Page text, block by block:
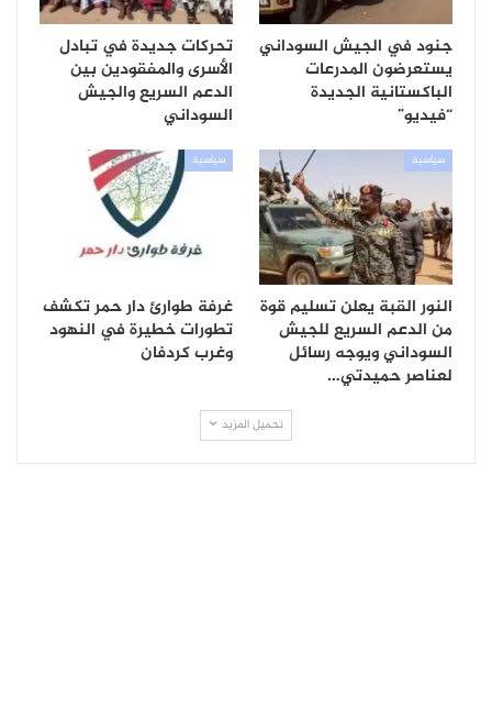
جنود في الجيش السوداني
يستعرضون المدرعات
الباكستانية الجديدة
“فيديو”
تحركات جديدة في تبادل
الأسرى والمفقودين بين
الدعم السريع والجيش
السوداني
سياسية
النور القبة يعلن تسليم قوة
من الدعم السريع للجيش
السوداني ويوجه رسائل
لعناصر حميدتي…
سياسية
غرفة طوارئ دار حمر تكشف
تطورات خطيرة في النهود
وغرب كردفان
تحميل المزيد